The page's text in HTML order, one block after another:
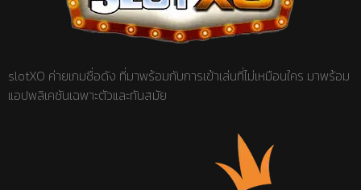
slotXO ค่ายเกมชื่อดัง ที่มาพร้อมกับการเข้าเล่นที่ไม่เหมือนใคร มาพร้อม
แอปพลิเคชันเฉพาะตัวและทันสมัย